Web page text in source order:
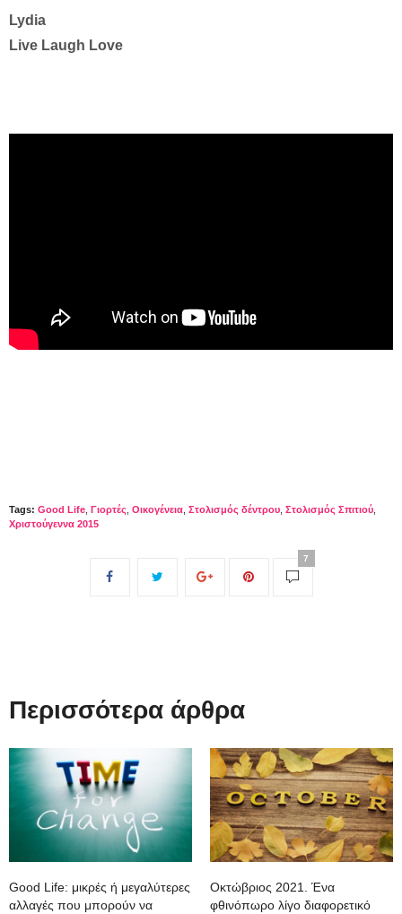
Lydia
Live Laugh Love
Tags: Good Life Γιορτές Οικογένεια Στολισμός δέντρου Στολισμός Σπιτιού
Χριστούγεννα 2015
7
Περισσότερα άρθρα
Good Life: μικρές ή μεγαλύτερες
αλλαγές που μπορούν να
Οκτώβριος 2021. Ένα
φθινόπωρο λίγο διαφορετικό